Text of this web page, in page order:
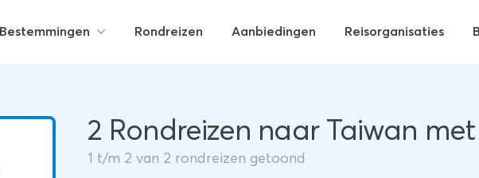
Bestemmingen Rondreizen Aanbiedingen Reisorganisaties
2 Rondreizen naar Taiwan met
1 t/m 2 van 2 rondreizen getoond